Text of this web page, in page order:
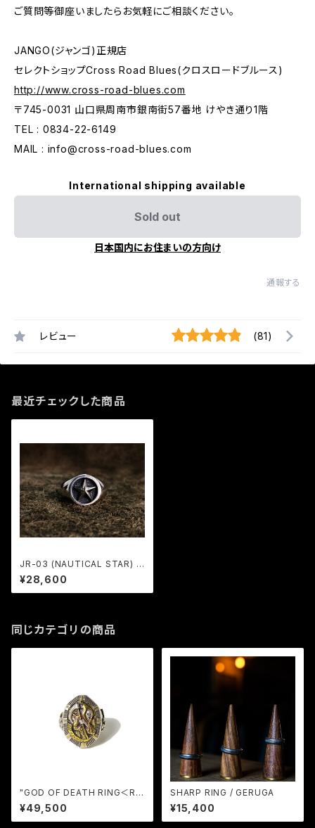
ご質問等御座いましたらお気軽にご相談ください。
JANGO(ジャンゴ)正規店
セレクトショップCross Road Blues(クロスロードブルース)
http://www.cross-road-blues.com
〒745-0031 山口県周南市銀南街57番地 けやき通り1階
TEL : 0834-22-6149
MAIL : info@cross-road-blues.com
International shipping available
Sold out
日本国内にお住まいの方向け
通報する
レビュー (81)
最近チェックした商品
JR-03 (NAUTICAL STAR) /
JANGO
¥28,600
同じカテゴリの商品
"GOD OF DEATH RING＜Ru
de CHAOS＞ / RUDE GALLE
RY
¥49,500
SHARP RING / GERUGA
¥15,400